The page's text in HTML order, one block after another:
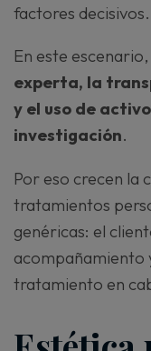
factores decisivos.
En este
experta, la
y el uso de
investigación.
Por eso crecen la
tratamientos
genéricas: el
acompañamiento
tratamiento en